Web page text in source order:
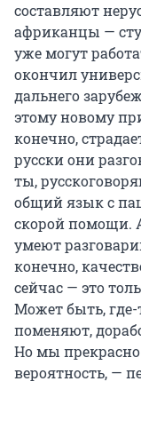
составляют
африканцы —
уже могут
окончил
дальнего
этому новому
конечно,
русски они
ты,
общий язык с
скорой помощи.
умеют
конечно,
сейчас — это
Может быть, где-
поменяют,
Но мы
вероятность, —